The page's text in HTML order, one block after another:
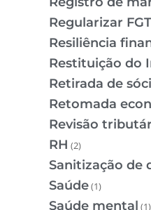
Regularizar
Resiliência
Restituição do
Retirada de
Retomada
Revisão
RH (2)
Sanitização de
Saúde(1)
Saúde mental (1)